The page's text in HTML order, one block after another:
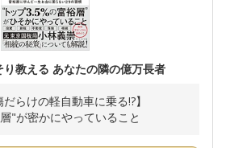
教える あなたの隣の億万長者
らけの軽自動車に乗る!?】
"が密かにやっていること